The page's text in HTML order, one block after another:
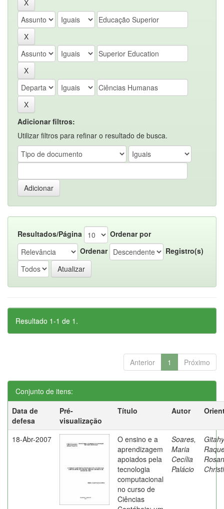
Adicionar filtros:
Utilizar filtros para refinar o resultado de busca.
Resultados/Página
Ordenar por
Ordenar
Registro(s)
Resultado 1-1 de 1.
Anterior 1 Próximo
Conjunto de itens:
Data de
defesa
Pré-
visualização
Título Autor
18-Abr-2007
O ensino e a
aprendizagem
apoiados pela
tecnologia
computacional
no curso de
Ciências
Soares,
Maria
Cecília
Palácio
Rosan